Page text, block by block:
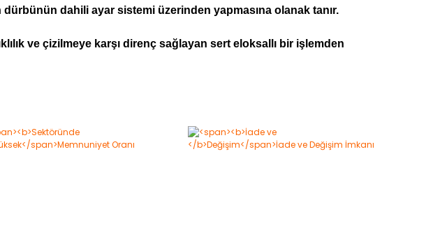
dahili ayar sistemi üzerinden yapmasına olanak tanır.
ve çizilmeye karşı direnç sağlayan sert eloksallı bir işlemden